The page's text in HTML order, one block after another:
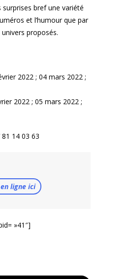
bref une variété
et l’humour que par
proposés.
2022 ; 04 mars 2022 ;
2022 ; 05 mars 2022 ;
14 03 63
ligne ici
»41″]